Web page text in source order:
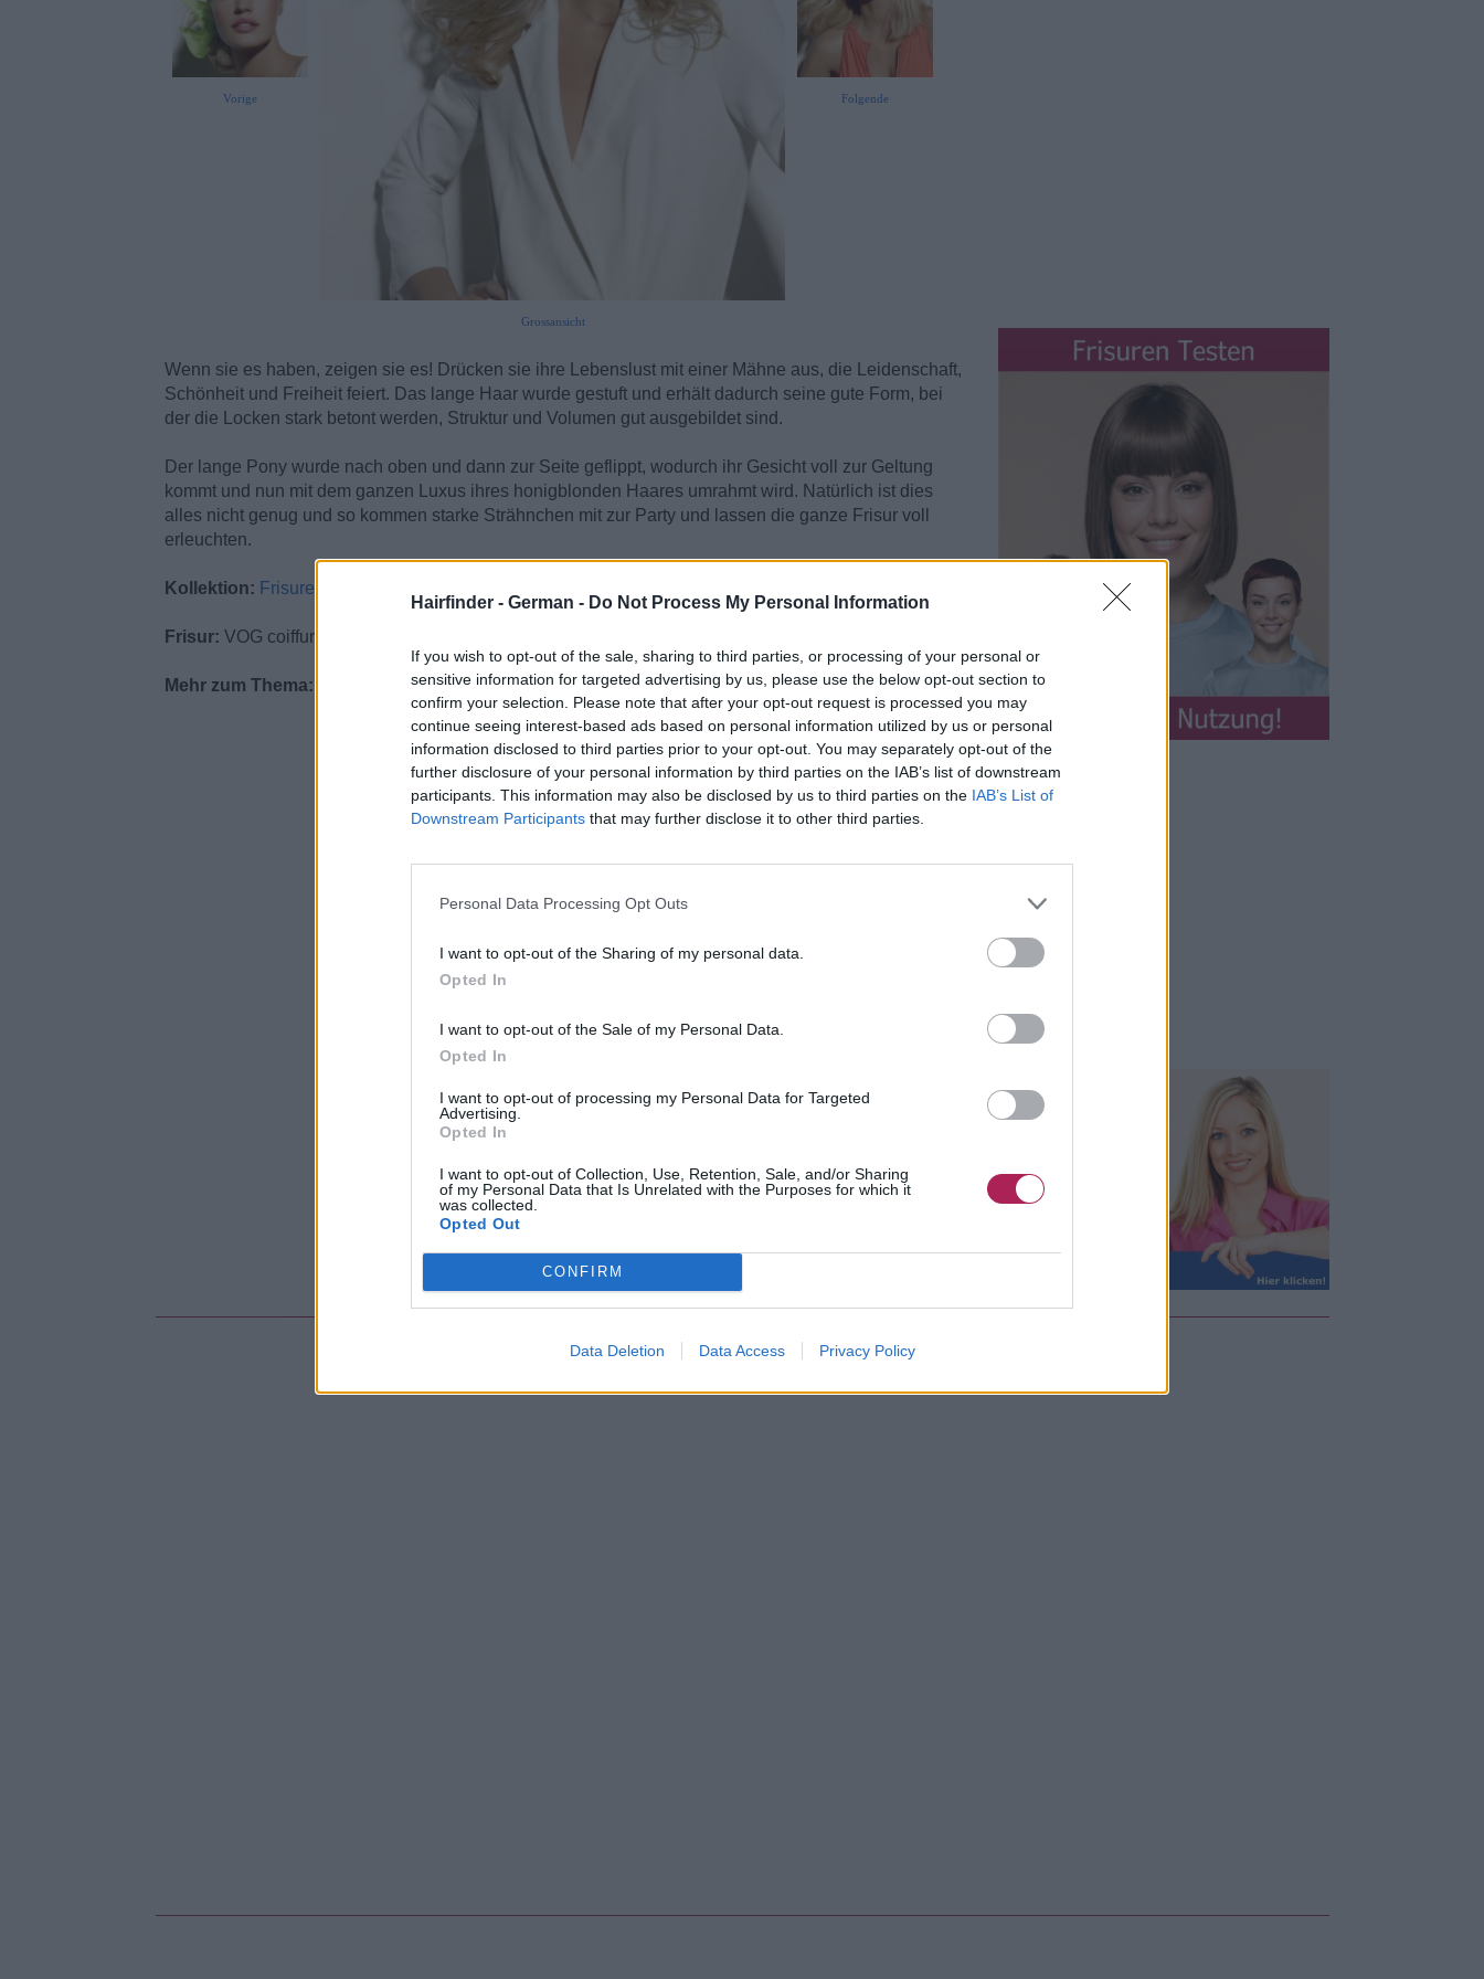
Hairfinder - German - Do Not Process My Personal Information
If you wish to opt-out of the sale, sharing to third parties, or processing of your personal or
sensitive information for targeted advertising by us, please use the below opt-out section to
confirm your selection. Please note that after your opt-out request is processed you may
continue seeing interest-based ads based on personal information utilized by us or personal
information disclosed to third parties prior to your opt-out. You may separately opt-out of the
further disclosure of your personal information by third parties on the IAB’s list of downstream
participants. This information may also be disclosed by us to third parties on the IAB’s List of
Downstream Participants that may further disclose it to other third parties.
Personal Data Processing Opt Outs
I want to opt-out of the Sharing of my personal data.
Opted In
I want to opt-out of the Sale of my Personal Data.
Opted In
I want to opt-out of processing my Personal Data for Targeted
Advertising.
Opted In
I want to opt-out of Collection, Use, Retention, Sale, and/or Sharing
of my Personal Data that Is Unrelated with the Purposes for which it
was collected.
Opted Out
CONFIRM
Data Deletion Data Access Privacy Policy
Vorige
Grossansicht
Folgende
Wenn sie es haben, zeigen sie es! Drücken sie ihre Lebenslust mit einer Mähne aus, die Leidenschaft,
Schönheit und Freiheit feiert. Das lange Haar wurde gestuft und erhält dadurch seine gute Form, bei
der die Locken stark betont werden, Struktur und Volumen gut ausgebildet sind.
Der lange Pony wurde nach oben und dann zur Seite geflippt, wodurch ihr Gesicht voll zur Geltung
kommt und nun mit dem ganzen Luxus ihres honigblonden Haares umrahmt wird. Natürlich ist dies
alles nicht genug und so kommen starke Strähnchen mit zur Party und lassen die ganze Frisur voll
erleuchten.
Kollektion: Frisuren für Frühling und Sommer
Frisur: VOG coiffure
Mehr zum Thema: Langhaarfrisuren